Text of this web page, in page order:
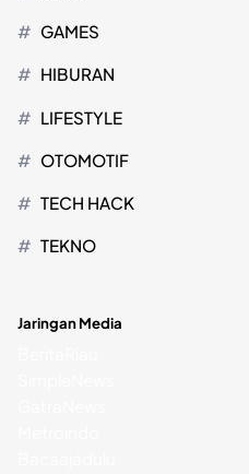
GAMES
HIBURAN
LIFESTYLE
OTOMOTIF
TECH HACK
TEKNO
Jaringan Media